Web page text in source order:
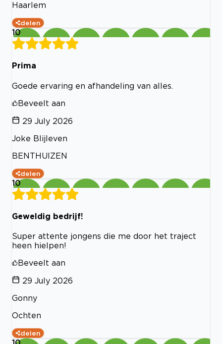
Haarlem
delen
10
Prima
Goede ervaring en afhandeling van alles.
Beveelt aan
29 July 2026
Joke Blijleven
BENTHUIZEN
delen
10
Geweldig bedrijf!
Super attente jongens die me door het traject
heen hielpen!
Beveelt aan
29 July 2026
Gonny
Ochten
delen